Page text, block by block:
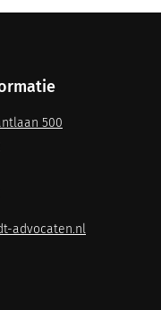
500
advocaten.nl